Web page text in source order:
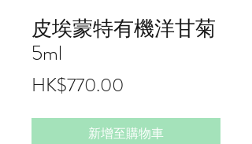
皮埃蒙特有機洋甘菊
5ml
HK$770.00
格
新增至購物車